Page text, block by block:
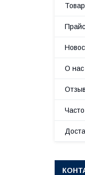
О нас